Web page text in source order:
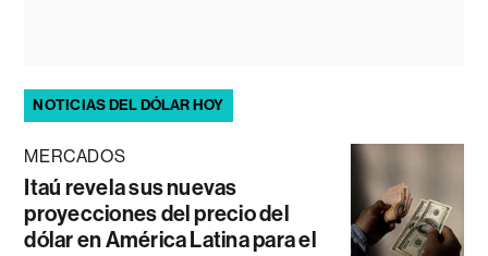
NOTICIAS DEL DÓLAR HOY
MERCADOS
Itaú revela sus nuevas
proyecciones del precio del
dólar en América Latina para el